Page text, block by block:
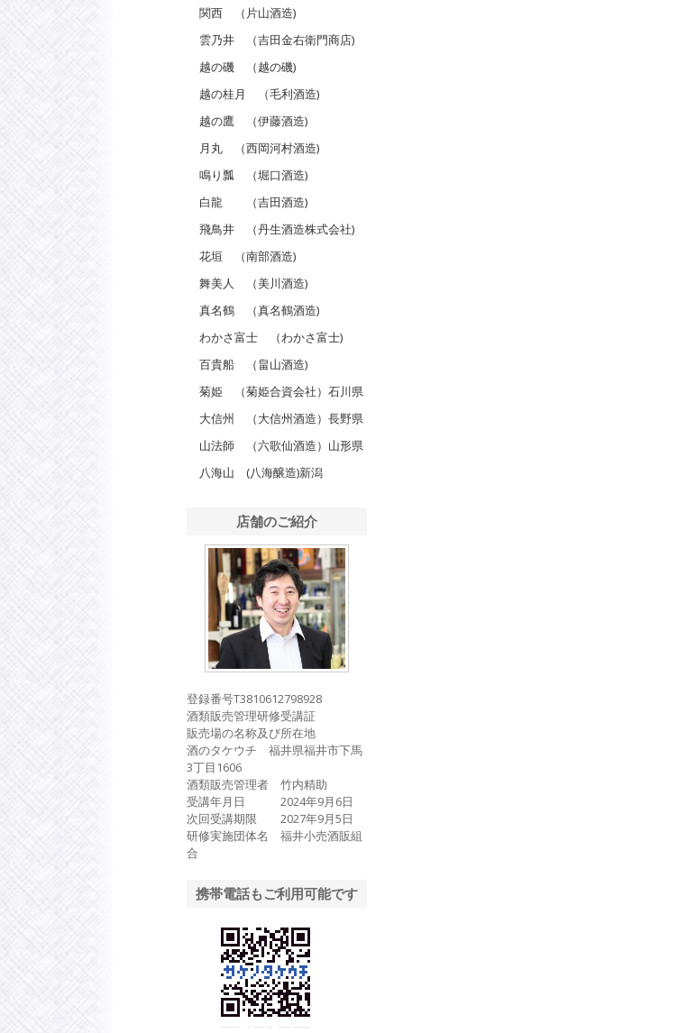
関西 （片山酒造)
雲乃井 （吉田金右衛門商店)
越の磯 （越の磯)
越の桂月 （毛利酒造)
越の鷹 （伊藤酒造)
月丸 （西岡河村酒造)
鳴り瓢 （堀口酒造)
白龍 （吉田酒造)
飛鳥井 （丹生酒造株式会社)
花垣 （南部酒造)
舞美人 （美川酒造)
真名鶴 （真名鶴酒造)
わかさ富士 （わかさ富士)
百貴船 （畠山酒造)
菊姫 （菊姫合資会社）石川県
大信州 （大信州酒造）長野県
山法師 （六歌仙酒造）山形県
八海山 (八海醸造)新潟
店舗のご紹介
登録番号T3810612798928
酒類販売管理研修受講証
販売場の名称及び所在地
酒のタケウチ 福井県福井市下馬
3丁目1606
酒類販売管理者 竹内精助
受講年月日 2024年9月6日
次回受講期限 2027年9月5日
研修実施団体名 福井小売酒販組
合
携帯電話もご利用可能です